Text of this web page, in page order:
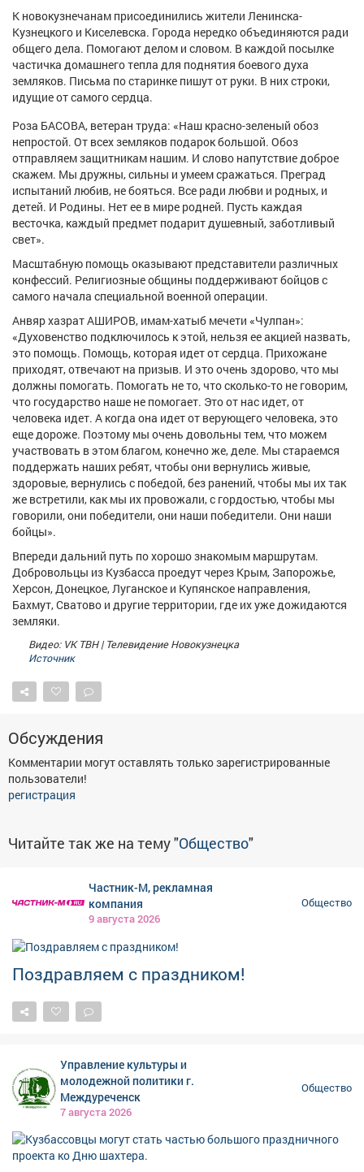
К новокузнечанам присоединились жители Ленинска-
Кузнецкого и Киселевска. Города нередко объединяются ради
общего дела. Помогают делом и словом. В каждой посылке
частичка домашнего тепла для поднятия боевого духа
земляков. Письма по старинке пишут от руки. В них строки,
идущие от самого сердца.
Роза БАСОВА, ветеран труда: «Наш красно-зеленый обоз
непростой. От всех земляков подарок большой. Обоз
отправляем защитникам нашим. И слово напутствие доброе
скажем. Мы дружны, сильны и умеем сражаться. Преград
испытаний любив, не бояться. Все ради любви и родных, и
детей. И Родины. Нет ее в мире родней. Пусть каждая
весточка, каждый предмет подарит душевный, заботливый
свет».
Масштабную помощь оказывают представители различных
конфессий. Религиозные общины поддерживают бойцов с
самого начала специальной военной операции.
Анвяр хазрат АШИРОВ, имам-хатыб мечети «Чулпан»:
«Духовенство подключилось к этой, нельзя ее акцией назвать,
это помощь. Помощь, которая идет от сердца. Прихожане
приходят, отвечают на призыв. И это очень здорово, что мы
должны помогать. Помогать не то, что сколько-то не говорим,
что государство наше не помогает. Это от нас идет, от
человека идет. А когда она идет от верующего человека, это
еще дороже. Поэтому мы очень довольны тем, что можем
участвовать в этом благом, конечно же, деле. Мы стараемся
поддержать наших ребят, чтобы они вернулись живые,
здоровые, вернулись с победой, без ранений, чтобы мы их так
же встретили, как мы их провожали, с гордостью, чтобы мы
говорили, они победители, они наши победители. Они наши
бойцы».
Впереди дальний путь по хорошо знакомым маршрутам.
Добровольцы из Кузбасса проедут через Крым, Запорожье,
Херсон, Донецкое, Луганское и Купянское направления,
Бахмут, Сватово и другие территории, где их уже дожидаются
земляки.
Видео: VK ТВН | Телевидение Новокузнецка
Источник
Обсуждения
Комментарии могут оставлять только зарегистрированные
пользователи!
регистрация
Читайте так же на тему "Общество"
Частник-М, рекламная
компания
9 августа 2026
Общество
Поздравляем с праздником!
Управление культуры и
молодежной политики г.
Междуреченск
7 августа 2026
Общество